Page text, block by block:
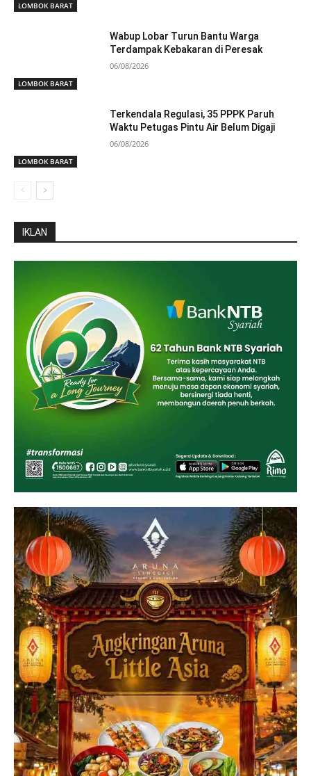
LOMBOK BARAT
LOMBOK BARAT
Wabup Lobar Turun Bantu Warga
Terdampak Kebakaran di Peresak
06/08/2026
LOMBOK BARAT
Terkendala Regulasi, 35 PPPK Paruh
Waktu Petugas Pintu Air Belum Digaji
06/08/2026
IKLAN